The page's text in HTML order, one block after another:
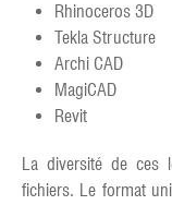
Rhinoceros 3D
Tekla Structure
Archi CAD
MagiCAD
Revit
La diversité de ces
fichiers. Le format